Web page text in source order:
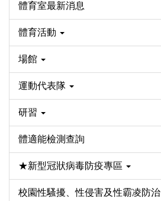
體育室最新消息
體育活動
場館
運動代表隊
研習
體適能檢測查詢
★新型冠狀病毒防疫專區
校園性騷擾、性侵害及性霸凌防治